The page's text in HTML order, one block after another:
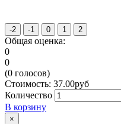
Общая оценка:
0
0
(0 голосов)
Стоимость: 37.00руб
Количество
В корзину
×